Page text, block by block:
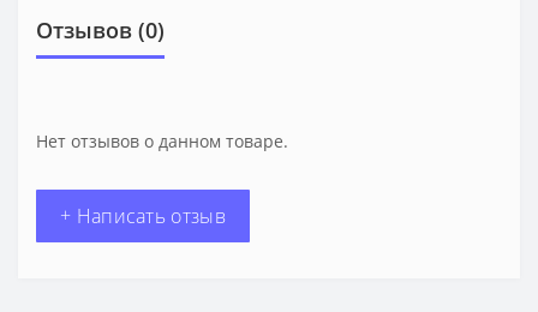
Отзывов (0)
Нет отзывов о данном товаре.
+ Написать отзыв